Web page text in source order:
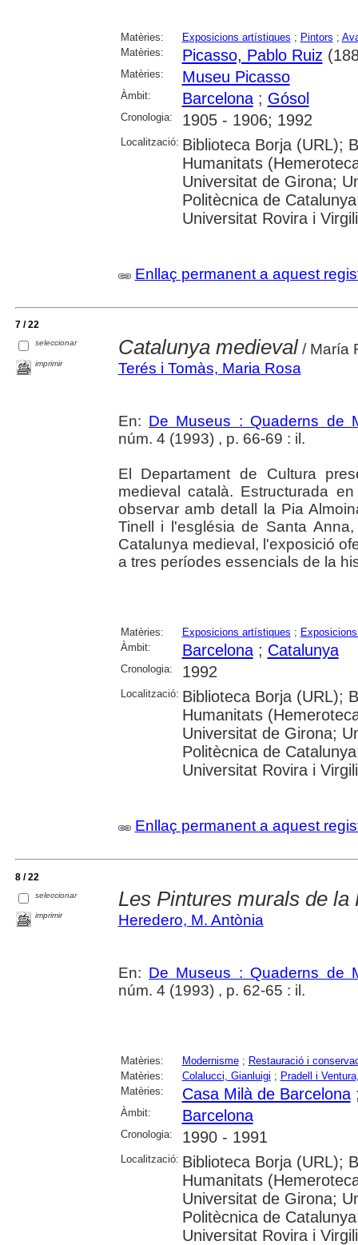
Matèries: Exposicions artístiques ; Pintors ;
Matèries:
Picasso, Pablo Ruiz
Matèries: Museu Picasso
Àmbit: Barcelona; Gósol
Cronologia: 1905 - 1906; 1992
Localització: Biblioteca Borja (URL);
Humanitats
Universitat de Girona;
Politècnica de
Universitat Rovira i Virgili
Enllaç permanent a aquest
7 / 22
seleccionar
imprimir
Catalunya medieval/ María
Terés i Tomàs, Maria Rosa
En: De Museus : Quaderns de
núm. 4 (1993) , p. 66-69 : il.
El Departament de Cultura
medieval català. Estructurada
observar amb detall la Pia
Tinell i l'església de Santa
Catalunya medieval, l'exposició
a tres períodes essencials de la
Matèries: Exposicions artístiques ;
Àmbit:
Barcelona; Catalunya
Cronologia: 1992
Localització: Biblioteca Borja (URL);
Humanitats
Universitat de Girona;
Politècnica de
Universitat Rovira i Virgili
Enllaç permanent a aquest
8 / 22
seleccionar
imprimir
Les Pintures murals de la
Heredero, M. Antònia
En: De Museus : Quaderns de
núm. 4 (1993) , p. 62-65 : il.
Matèries: Modernisme; Restauració i
Matèries:
Colalucci, Gianluigi ; Pradell i
Matèries:
Casa Milà de Barcelona
Àmbit: Barcelona
Cronologia: 1990 - 1991
Localització: Biblioteca Borja (URL);
Humanitats
Universitat de Girona;
Politècnica de
Universitat Rovira i Virgili